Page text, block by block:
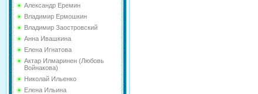
Александр Еремин
Владимир Ермошкин
Владимир Заостровский
Анна Ивашкина
Елена Игнатова
Актар Илмаринен (Любовь
Войнакова)
Николай Ильенко
Елена Ильина